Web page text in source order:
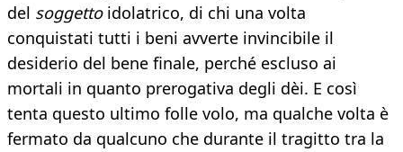
del soggettoidolatrico, di chi una volta
conquistati tutti i beni avverte invincibile il
desiderio del bene finale, perché escluso ai
mortali in quanto prerogativa degli dèi. E così
tenta questo ultimo folle volo, ma qualche volta è
fermato da qualcuno che durante il tragitto tra la